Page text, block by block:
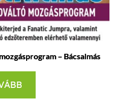
– Bácsalmás